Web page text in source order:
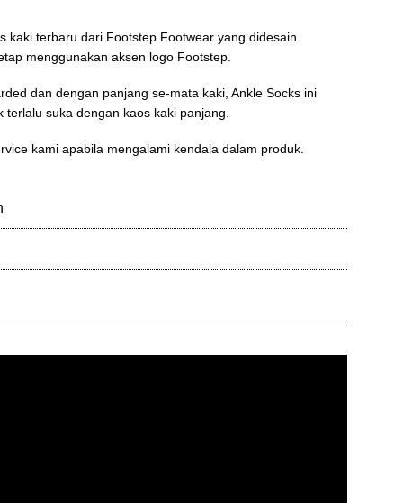
kaki terbaru dari Footstep Footwear yang didesain
menggunakan aksen logo Footstep.
dan dengan panjang se-mata kaki, Ankle Socks ini
suka dengan kaos kaki panjang.
kami apabila mengalami kendala dalam produk.